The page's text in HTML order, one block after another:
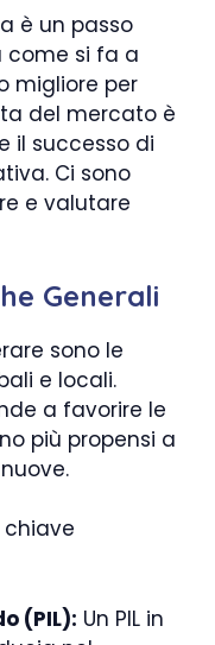
è un passo
come si fa a
migliore per
del mercato è
il successo di
Ci sono
e valutare
Generali
sono le
e locali.
a favorire le
più propensi a
(PIL): Un PIL in